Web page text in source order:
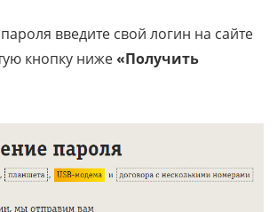
введите свой логин на сайте
кнопку ниже«Получить